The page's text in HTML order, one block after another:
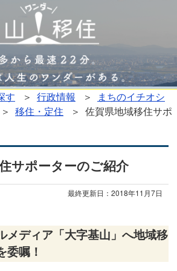
す ＞ 行政情報 ＞
まちのイチオシ
＞ 移住・定住 ＞ 佐賀県地域移住サポ
サポーターのご紹介
最終更新日：2018年11月7日
メディア「大字基山」へ地域移
委嘱！